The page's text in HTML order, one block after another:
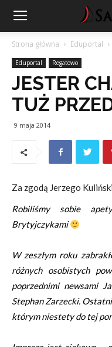
Strona główna Eduportal
Eduportal Regatowo
JESTER
TUŻ
9 maja 2014
Za zgodą Jerzego
Robiliśmy sobie
Brytyjczykami
W zeszłym roku
różnych osobistych
poprzednimi newsami
Stephan Zarzecki.
którym niestety do tej